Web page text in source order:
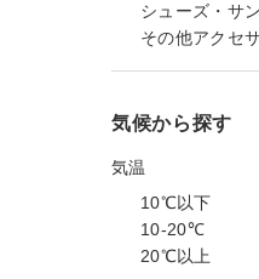
シューズ・サ
その他アクセ
気候から探す
気温
10℃以下
10-20℃
20℃以上